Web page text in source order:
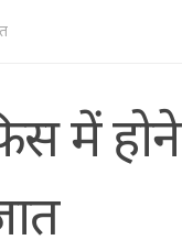
में होने